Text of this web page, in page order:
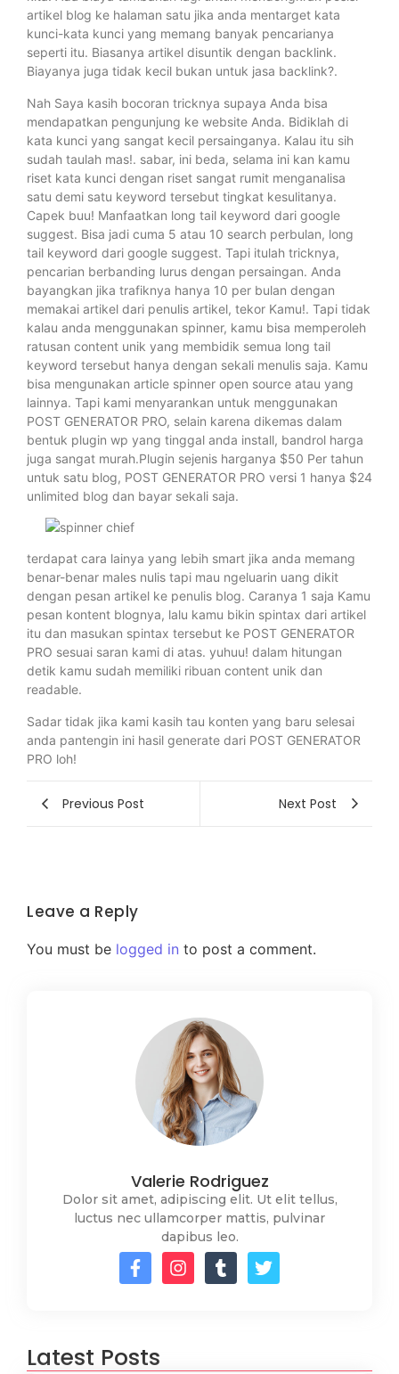
artikel blog ke halaman satu jika anda mentarget kata
kunci-kata kunci yang memang banyak pencarianya
seperti itu. Biasanya artikel disuntik dengan backlink.
Biayanya juga tidak kecil bukan untuk jasa backlink?.
Nah Saya kasih bocoran tricknya supaya Anda bisa
mendapatkan pengunjung ke website Anda. Bidiklah di
kata kunci yang sangat kecil persainganya. Kalau itu sih
sudah taulah mas!. sabar, ini beda, selama ini kan kamu
riset kata kunci dengan riset sangat rumit menganalisa
satu demi satu keyword tersebut tingkat kesulitanya.
Capek buu! Manfaatkan long tail keyword dari google
suggest. Bisa jadi cuma 5 atau 10 search perbulan, long
tail keyword dari google suggest. Tapi itulah tricknya,
pencarian berbanding lurus dengan persaingan. Anda
bayangkan jika trafiknya hanya 10 per bulan dengan
memakai artikel dari penulis artikel, tekor Kamu!. Tapi tidak
kalau anda menggunakan spinner, kamu bisa memperoleh
ratusan content unik yang membidik semua long tail
keyword tersebut hanya dengan sekali menulis saja. Kamu
bisa mengunakan article spinner open source atau yang
lainnya. Tapi kami menyarankan untuk menggunakan
POST GENERATOR PRO, selain karena dikemas dalam
bentuk plugin wp yang tinggal anda install, bandrol harga
juga sangat murah.Plugin sejenis harganya $50 Per tahun
untuk satu blog, POST GENERATOR PRO versi 1 hanya $24
unlimited blog dan bayar sekali saja.
terdapat cara lainya yang lebih smart jika anda memang
benar-benar males nulis tapi mau ngeluarin uang dikit
dengan pesan artikel ke penulis blog. Caranya 1 saja Kamu
pesan kontent blognya, lalu kamu bikin spintax dari artikel
itu dan masukan spintax tersebut ke POST GENERATOR
PRO sesuai saran kami di atas. yuhuu! dalam hitungan
detik kamu sudah memiliki ribuan content unik dan
readable.
Sadar tidak jika kami kasih tau konten yang baru selesai
anda pantengin ini hasil generate dari POST GENERATOR
PRO loh!
Previous Post Next Post
Leave a Reply
You must be logged in to post a comment.
Valerie Rodriguez
Dolor sit amet, adipiscing elit. Ut elit tellus,
luctus nec ullamcorper mattis, pulvinar
dapibus leo.
Latest Posts